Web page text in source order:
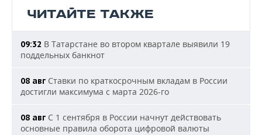
ЧИТАЙТЕ ТАКЖЕ
09:32 В Татарстане во втором квартале выявили 19
поддельных банкнот
08 авг Ставки по краткосрочным вкладам в России
достигли максимума с марта 2026-го
08 авг С 1 сентября в России начнут действовать
основные правила оборота цифровой валюты